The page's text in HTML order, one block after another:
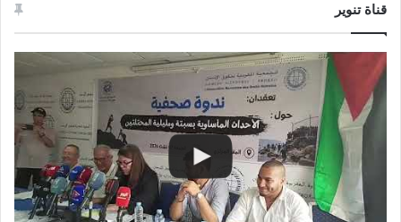
قناة تنوير